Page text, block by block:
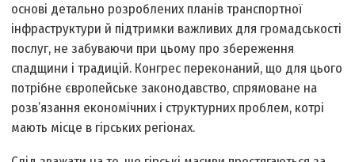
основі детально розроблених планів транспортної
інфраструктури й підтримки важливих для громадськості
послуг, не забуваючи при цьому про збереження
спадщини і традицій. Конгрес переконаний, що для цього
потрібне європейське законодавство, спрямоване на
розв’язання економічних і структурних проблем, котрі
мають місце в гірських регіонах.